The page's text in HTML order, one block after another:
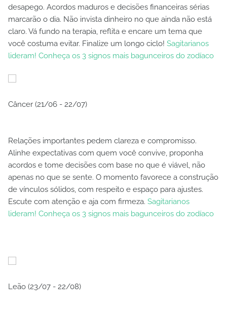
desapego. Acordos maduros e decisões financeiras sérias
marcarão o dia. Não invista dinheiro no que ainda não está
claro. Vá fundo na terapia, reflita e encare um tema que
você costuma evitar. Finalize um longo ciclo! Sagitarianos
lideram! Conheça os 3 signos mais bagunceiros do zodíaco
Câncer (21/06 - 22/07)
Relações importantes pedem clareza e compromisso.
Alinhe expectativas com quem você convive, proponha
acordos e tome decisões com base no que é viável, não
apenas no que se sente. O momento favorece a construção
de vínculos sólidos, com respeito e espaço para ajustes.
Escute com atenção e aja com firmeza. Sagitarianos
lideram! Conheça os 3 signos mais bagunceiros do zodíaco
Leão (23/07 - 22/08)